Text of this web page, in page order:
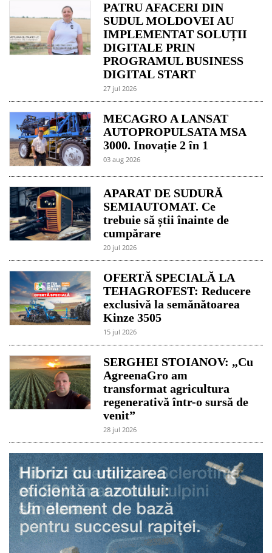
PATRU AFACERI DIN
SUDUL MOLDOVEI AU
IMPLEMENTAT SOLUȚII
DIGITALE PRIN
PROGRAMUL BUSINESS
DIGITAL START
27 jul 2026
MECAGRO A LANSAT
AUTOPROPULSATA MSA
3000. Inovație 2 în 1
03 aug 2026
APARAT DE SUDURĂ
SEMIAUTOMAT. Ce
trebuie să știi înainte de
cumpărare
20 jul 2026
OFERTĂ SPECIALĂ LA
TEHAGROFEST: Reducere
exclusivă la semănătoarea
Kinze 3505
15 jul 2026
SERGHEI STOIANOV: „Cu
AgreenaGro am
transformat agricultura
regenerativă într-o sursă de
venit”
28 jul 2026